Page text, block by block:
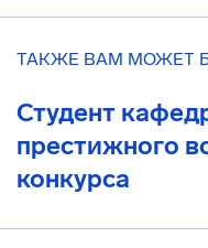
ТАКЖЕ ВАМ МОЖЕТ
Студент
престижного
конкурса